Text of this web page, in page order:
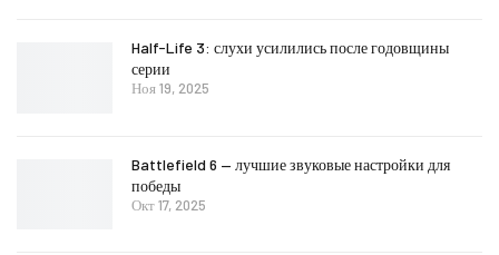
Half-Life 3: слухи усилились после годовщины
серии
Ноя 19, 2025
Battlefield 6 — лучшие звуковые настройки для
победы
Окт 17, 2025